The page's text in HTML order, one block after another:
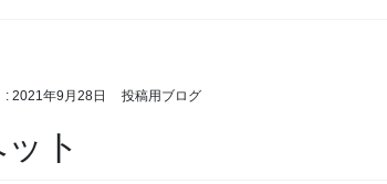
: 2021年9月28日 投稿用ブログ
ト